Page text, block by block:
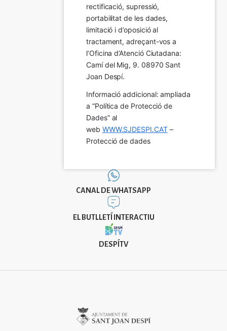
rectificació, supressió,
portabilitat de les dades,
limitació i d’oposició al
tractament, adreçant-vos a
l’Oficina d’Atenció Ciutadana:
Camí del Mig, 9. 08970 Sant
Joan Despí.
Informació addicional: ampliada
a “Política de Protecció de
Dades” al
web WWW.SJDESPI.CAT –
Protecció de dades
CANAL DE WHATSAPP
EL BUTLLETÍ INTERACTIU
DESPÍTV